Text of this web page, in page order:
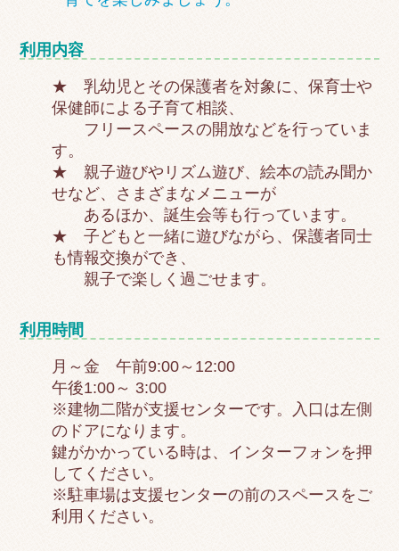
利用内容
★ 乳幼児とその保護者を対象に、保育士や
保健師による子育て相談、
フリースペースの開放などを行っていま
す。
★ 親子遊びやリズム遊び、絵本の読み聞か
せなど、さまざまなメニューが
あるほか、誕生会等も行っています。
★ 子どもと一緒に遊びながら、保護者同士
も情報交換ができ、
親子で楽しく過ごせます。
利用時間
月～金 午前9:00～12:00
午後1:00～ 3:00
※建物二階が支援センターです。入口は左側
のドアになります。
鍵がかかっている時は、インターフォンを押
してください。
※駐車場は支援センターの前のスペースをご
利用ください。